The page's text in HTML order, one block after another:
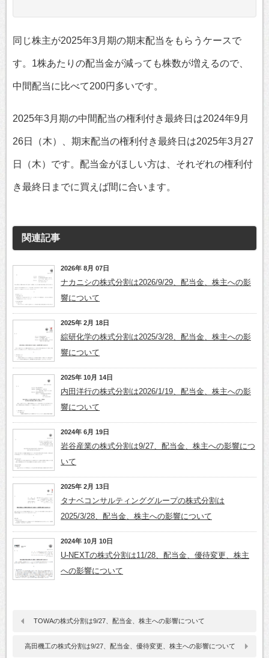
同じ株主が2025年3月期の期末配当をもらうケースで
す。1株あたりの配当金が減っても株数が増えるので、
中間配当に比べて200円多いです。
2025年3月期の中間配当の権利付き最終日は2024年9月
26日（木）、期末配当の権利付き最終日は2025年3月27
日（木）です。配当金がほしい方は、それぞれの権利付
き最終日までに買えば間に合います。
関連記事
2026年 8月 07日
ナカニシの株式分割は2026/9/29、配当金、株主への影
響について
2025年 2月 18日
綜研化学の株式分割は2025/3/28、配当金、株主への影
響について
2025年 10月 14日
内田洋行の株式分割は2026/1/19、配当金、株主への影
響について
2024年 6月 19日
岩谷産業の株式分割は9/27、配当金、株主への影響につ
いて
2025年 2月 13日
タナベコンサルティンググループの株式分割は
2025/3/28、配当金、株主への影響について
2024年 10月 10日
U-NEXTの株式分割は11/28、配当金、優待変更、株主
への影響について
TOWAの株式分割は9/27、配当金、株主への影響について
高田機工の株式分割は9/27、配当金、優待変更、株主への影響について